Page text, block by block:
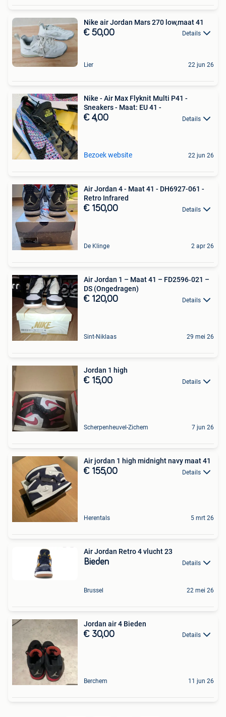
Nike air Jordan Mars 270 low,maat 41
€ 50,00 Details
Lier 22 jun 26
Nike - Air Max Flyknit Multi P41 -
Sneakers - Maat: EU 41 -
€ 4,00 Details
Bezoek website 22 jun 26
Air Jordan 4 - Maat 41 - DH6927-061 -
Retro Infrared
€ 150,00 Details
De Klinge 2 apr 26
Air Jordan 1 – Maat 41 – FD2596‑021 –
DS (Ongedragen)
€ 120,00 Details
Sint-Niklaas 29 mei 26
Jordan 1 high
€ 15,00 Details
Scherpenheuvel-Zichem 7 jun 26
Air jordan 1 high midnight navy maat 41
€ 155,00 Details
Herentals 5 mrt 26
Air Jordan Retro 4 vlucht 23
Bieden Details
Brussel 22 mei 26
Jordan air 4 Bieden
€ 30,00 Details
Berchem 11 jun 26